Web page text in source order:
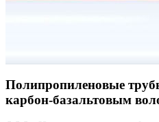
Полипропиленовые
карбон-базальтовым